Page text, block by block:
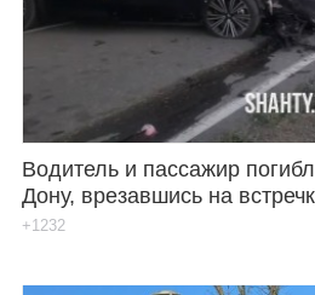
Водитель и пассажир
Дону, врезавшись на
+1232